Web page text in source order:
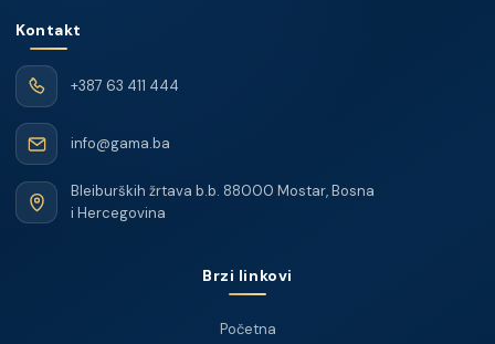
Kontakt
+387 63 411 444
info@gama.ba
Bleiburških žrtava b.b. 88000 Mostar, Bosna
i Hercegovina
Brzi linkovi
Početna